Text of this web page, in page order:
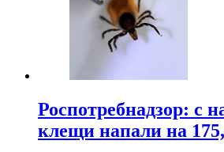
Роспотребнадзор: с
клещи напали на